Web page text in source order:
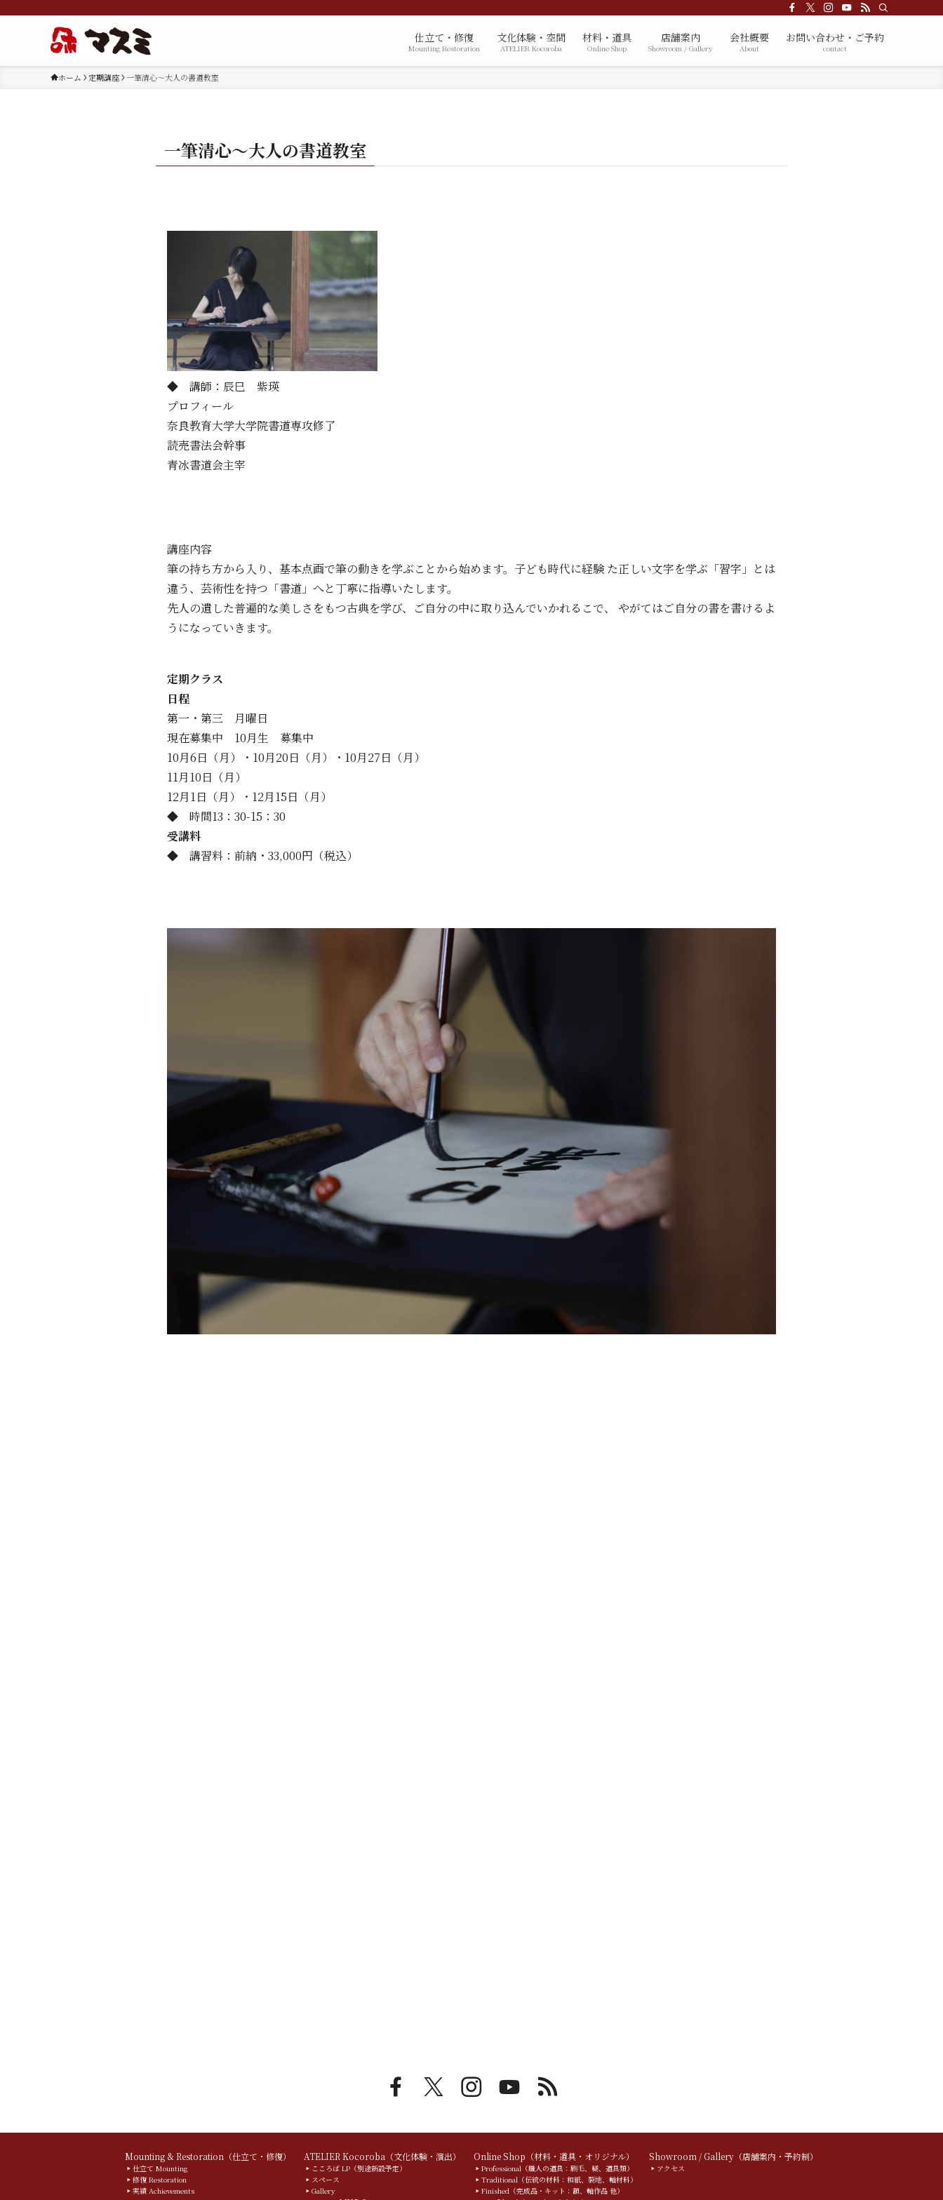
仕立て・修復
Mounting Restoration
文化体験・空間
ATELIER Kocoroba
材料・道具
Online Shop
店舗案内
Showroom / Gallery
会社概要
About
お問い合わせ・ご予約
contact
ホーム 定期講座 一筆清心～大人の書道教室
一筆清心～大人の書道教室
◆ 講師：辰巳 紫瑛
プロフィール
奈良教育大学大学院書道専攻修了
読売書法会幹事
青冰書道会主宰
講座内容
筆の持ち方から入り、基本点画で筆の動きを学ぶことから始めます。子ども時代に経験 た正しい文字を学ぶ「習字」とは
違う、芸術性を持つ「書道」へと丁寧に指導いたします。
先人の遺した普遍的な美しさをもつ古典を学び、ご自分の中に取り込んでいかれるこで、 やがてはご自分の書を書けるよ
うになっていきます。
定期クラス
日程
第一・第三 月曜日
現在募集中 10月生 募集中
10月6日（月）・10月20日（月）・10月27日（月）
11月10日（月）
12月1日（月）・12月15日（月）
◆ 時間13：30-15：30
受講料
◆ 講習料：前納・33,000円（税込）
Mounting & Restoration（仕立て・修復）
仕立て Mounting
修復 Restoration
実績 Achievements
ATELIER Kocoroba（文化体験・演出）
こころば LP（別途新設予定）
スペース
Gallery
Online Shop（材料・道具・オリジナル）
Professional（職人の道具：刷毛、糊、道具類）
Traditional（伝統の材料：和紙、裂地、軸材料）
Finished（完成品・キット：額、軸作品 他）
Showroom / Gallery（店舗案内・予約制）
アクセス